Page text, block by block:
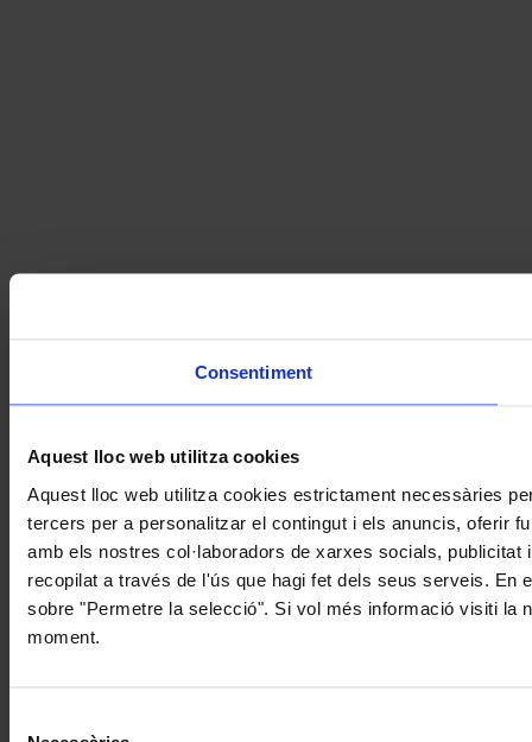
Consentiment
Aquest lloc web utilitza cookies
Aquest lloc web utilitza cookies estrictament necessàries
tercers per a personalitzar el contingut i els anuncis, oferir
amb els nostres col·laboradors de xarxes socials,
recopilat a través de l'ús que hagi fet dels seus serveis. En
sobre "Permetre la selecció". Si vol més informació visiti la
moment.